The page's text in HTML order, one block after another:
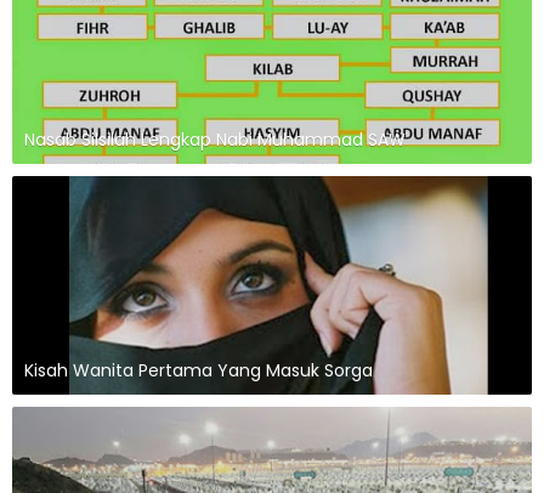
Nasab Silsilah Lengkap Nabi Muhammad SAW
Kisah Wanita Pertama Yang Masuk Sorga